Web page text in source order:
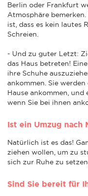
Berlin oder Frankfurt
Atmosphäre
ist, dass es kein lautes
Schreien.
- Und zu guter Letzt:
das Haus betreten!
ihre Schuhe
ankommen. Sie
Hause ankommen, und
wenn Sie bei ihnen
Ist ein Umzug nach
Natürlich ist es das!
ziehen wollen, um zu
sich zur Ruhe zu
Sind Sie bereit für